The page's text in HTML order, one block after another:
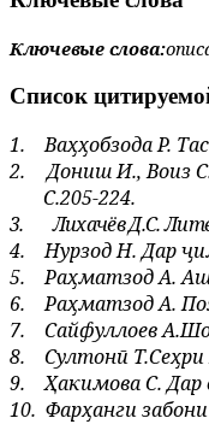
Ключевые слова:
Список
1.
Ваҳҳобзода Р.
2.
Дониш И., Воиз
С.205-224.
3.
Лихачёв Д.С.
4.
Нурзод Н. Дар
5.
Раҳматзод А.
6.
Раҳматзод А.
7.
Сайфуллоев
8.
Султонӣ
9.
Ҳакимова С. Дар
10. Фарҳанги